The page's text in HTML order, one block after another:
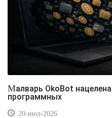
Малварь OkoBot нацелена на владельцев
программных
20-июл-2026